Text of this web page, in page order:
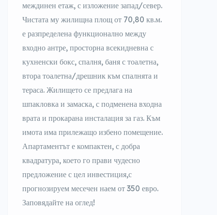
междинен етаж, с изложение запад/север.
Чистата му жилищна площ от 70,80 кв.м.
е разпределена функционално между
входно антре, просторна всекидневна с
кухненски бокс, спалня, баня с тоалетна,
втора тоалетна/дрешник към спалнята и
тераса. Жилището се предлага на
шпакловка и замаска, с подменена входна
врата и прокарана инсталация за газ. Към
имота има прилежащо избено помещение.
Апартаментът е компактен, с добра
квадратура, което го прави чудесно
предложение с цел инвестиция,с
прогнозируем месечен наем от 350 евро.
Заповядайте на оглед!